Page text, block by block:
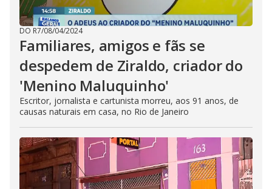
DO R7/08/04/2024
Familiares, amigos e fãs se
despedem de Ziraldo, criador do
'Menino Maluquinho'
Escritor, jornalista e cartunista morreu, aos 91 anos, de
causas naturais em casa, no Rio de Janeiro